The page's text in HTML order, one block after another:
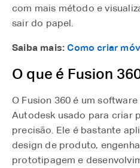
com mais método e
sair do papel.
Saiba mais: Como criar
O que é Fusion
O Fusion 360 é um
Autodesk usado para criar
precisão. Ele é bastante
design de produto,
prototipagem e